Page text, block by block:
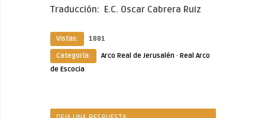
Traducción: E.C. Oscar Cabrera Ruiz
Vistas:
1881
Categoría:
Arco Real de Jerusalén · Real Arco
de Escocia